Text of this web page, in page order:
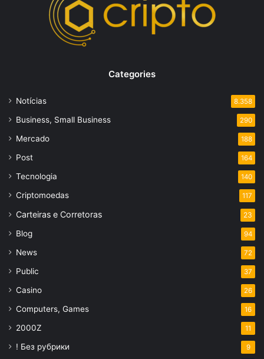
Categories
Notícias 8.358
Business, Small Business 290
Mercado 188
Post 164
Tecnologia 140
Criptomoedas 117
Carteiras e Corretoras 23
Blog 94
News 72
Public 37
Casino 26
Computers, Games 16
2000Z 11
! Без рубрики 9